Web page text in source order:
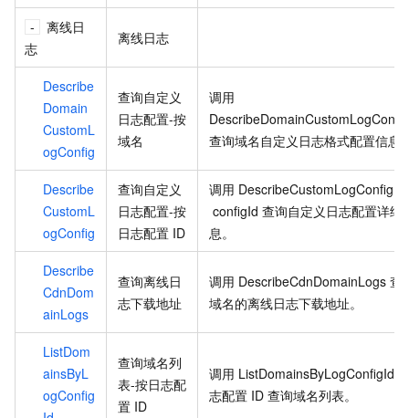
离线日
志
离线日志
Describe
Domain
CustomL
ogConfig
查询自定义
日志配置-按
域名
调用
DescribeDomainCustomLogConfig
查询域名自定义日志格式配置信息
Describe
CustomL
ogConfig
查询自定义
日志配置-按
日志配置 ID
调用 DescribeCustomLogConfig
configId 查询自定义日志配置详细
息。
Describe
CdnDom
ainLogs
查询离线日
志下载地址
调用 DescribeCdnDomainLogs 查
域名的离线日志下载地址。
ListDom
ainsByL
ogConfig
查询域名列
表-按日志配
置 ID
调用 ListDomainsByLogConfigId
志配置 ID 查询域名列表。